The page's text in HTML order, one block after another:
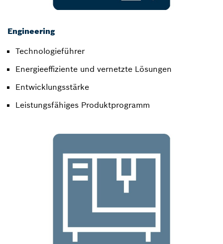
Engineering
Technologieführer​
Energieeffiziente und vernetzte Lösungen​
Entwicklungsstärke​
Leistungsfähiges Produktprogramm